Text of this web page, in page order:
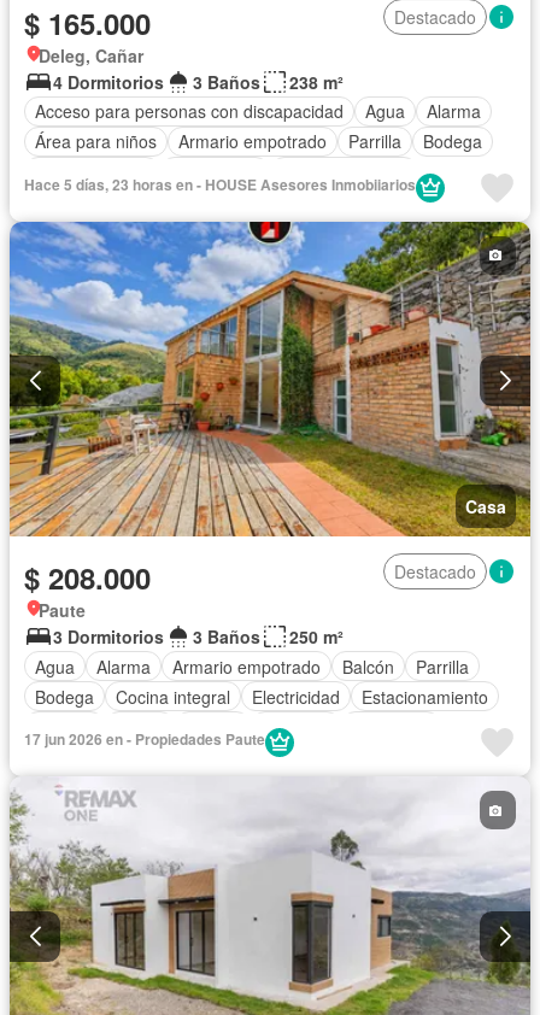
$ 165.000
Destacado
Deleg, Cañar
4 Dormitorios
3 Baños
238 m²
Acceso para personas con discapacidad
Agua
Alarma
Área para niños
Armario empotrado Parrilla
Bodega
Vista panorámica
Parcialmente amoblado
Hace 5 días, 23 horas en - HOUSE Asesores Inmobiiarios
Casa
$ 208.000
Destacado
Paute
3 Dormitorios
3 Baños
250 m²
Agua
Alarma Armario empotrado Balcón
Parrilla
Bodega
Cocina integral Electricidad
Estacionamiento
Conserje
Terraza
Vista panorámica Wifi Parcialmente amoblado
17 jun 2026 en - Propiedades Paute